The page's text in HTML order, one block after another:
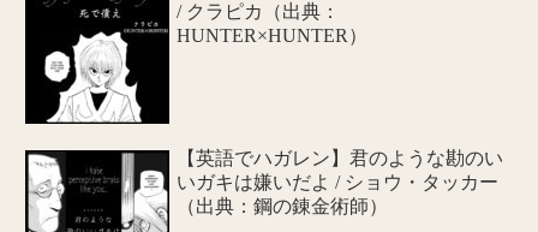
/ クラピカ（出典：
HUNTER×HUNTER）
【英語でハガレン】君のような勘のい
いガキは嫌いだよ / ショウ・タッカー
（出典：鋼の錬金術師）